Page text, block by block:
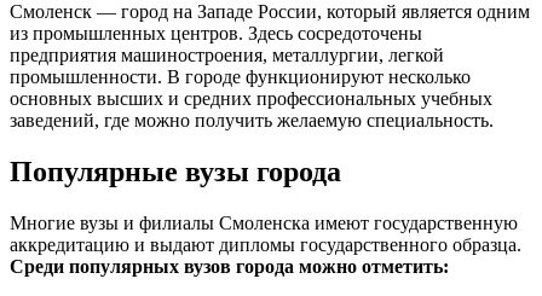
Смоленск — город на Западе России, который является одним
из промышленных центров. Здесь сосредоточены
предприятия машиностроения, металлургии, легкой
промышленности. В городе функционируют несколько
основных высших и средних профессиональных учебных
заведений, где можно получить желаемую специальность.
Популярные вузы города
Многие вузы и филиалы Смоленска имеют государственную
аккредитацию и выдают дипломы государственного образца.
Среди популярных вузов города можно отметить: